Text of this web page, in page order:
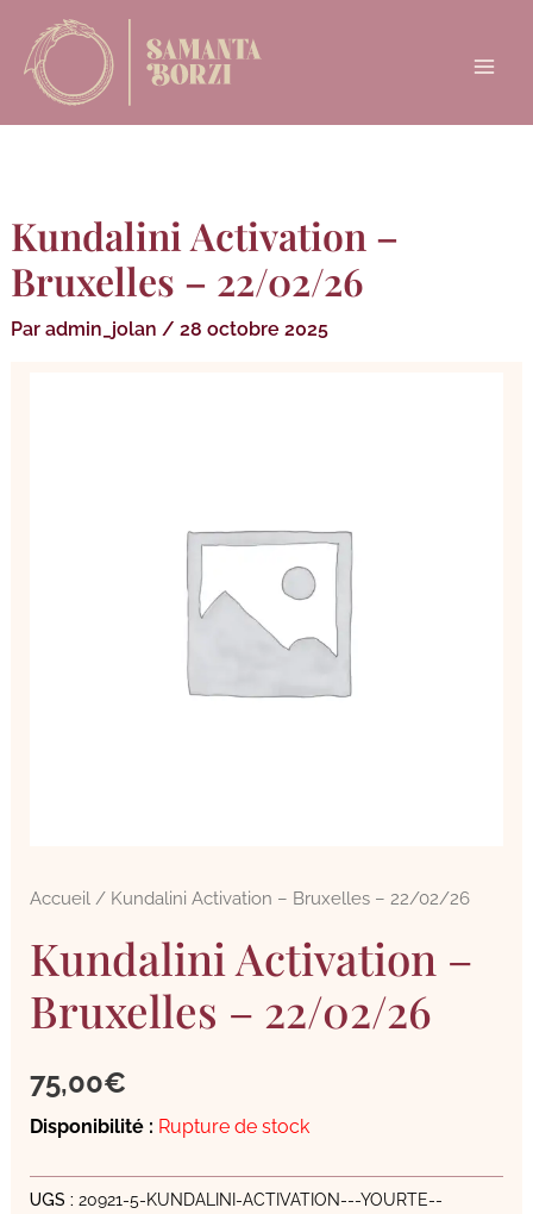
contenu
Menu
Kundalini Activation –
Bruxelles – 22/02/26
Par admin_jolan / 28 octobre 2025
Accueil / Kundalini Activation – Bruxelles – 22/02/26
Kundalini Activation –
Bruxelles – 22/02/26
75,00€
Disponibilité : Rupture de stock
UGS : 20921-5-KUNDALINI-ACTIVATION---YOURTE--